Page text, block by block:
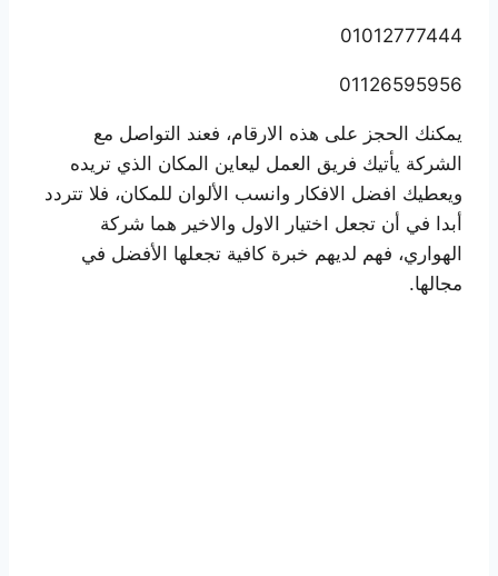
01012777444
01126595956
يمكنك الحجز على هذه الارقام، فعند التواصل مع
الشركة يأتيك فريق العمل ليعاين المكان الذي تريده
ويعطيك افضل الافكار وانسب الألوان للمكان، فلا تتردد
أبدا في أن تجعل اختيار الاول والاخير هما شركة
الهواري، فهم لديهم خبرة كافية تجعلها الأفضل في
مجالها.